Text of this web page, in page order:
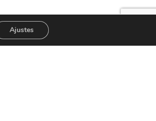
Ajustes